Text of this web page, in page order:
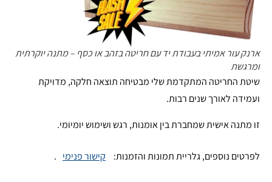
ארנק עור אמיתי בעבודת יד עם חריטה בזהב או כסף – מתנה יוקרתית
ומרגשת
שיטת החריטה המתקדמת שלי מבטיחה תוצאה חלקה, מדויקת
ועמידה לאורך שנים רבות.
זו מתנה אישית שמחברת בין אומנות, רגש ושימוש יומיומי.
לפרטים נוספים, גלריית תמונות והזמנות: קישור פנימי .